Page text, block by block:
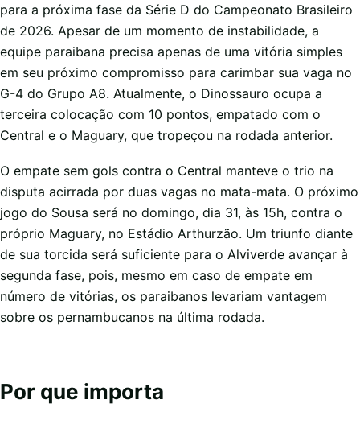
para a próxima fase da Série D do Campeonato Brasileiro
de 2026. Apesar de um momento de instabilidade, a
equipe paraibana precisa apenas de uma vitória simples
em seu próximo compromisso para carimbar sua vaga no
G-4 do Grupo A8. Atualmente, o Dinossauro ocupa a
terceira colocação com 10 pontos, empatado com o
Central e o Maguary, que tropeçou na rodada anterior.
O empate sem gols contra o Central manteve o trio na
disputa acirrada por duas vagas no mata-mata. O próximo
jogo do Sousa será no domingo, dia 31, às 15h, contra o
próprio Maguary, no Estádio Arthurzão. Um triunfo diante
de sua torcida será suficiente para o Alviverde avançar à
segunda fase, pois, mesmo em caso de empate em
número de vitórias, os paraibanos levariam vantagem
sobre os pernambucanos na última rodada.
Por que importa